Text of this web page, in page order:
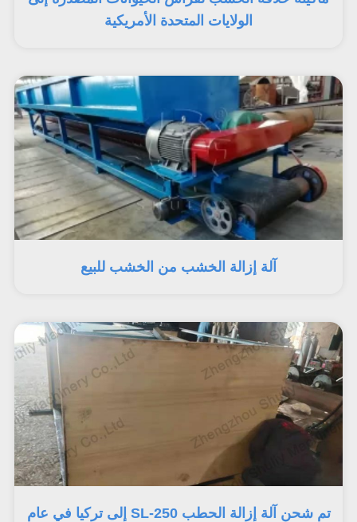
الولايات المتحدة الأمريكية
آلة إزالة الخشب من الخشب للبيع
تم شحن آلة إزالة الحطب SL-250 إلى تركيا في عام